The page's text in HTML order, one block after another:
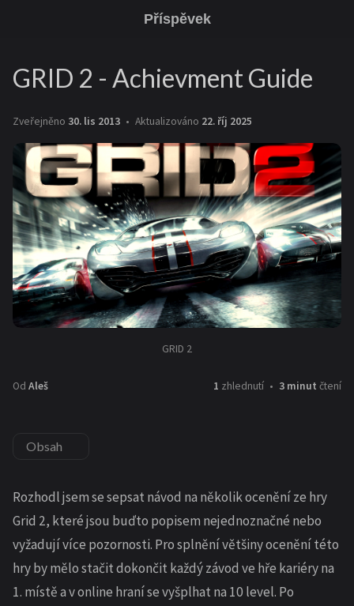
Příspěvek
GRID 2 - Achievment Guide
Zveřejněno 30. lis 2013 Aktualizováno 22. říj 2025
GRID 2
Od Aleš 1 zhlednutí 3 minut čtení
Obsah
Rozhodl jsem se sepsat návod na několik ocenění ze hry
Grid 2, které jsou buďto popisem nejednoznačné nebo
vyžadují více pozornosti. Pro splnění většiny ocenění této
hry by mělo stačit dokončit každý závod ve hře kariéry na
1. místě a v online hraní se vyšplhat na 10 level. Po